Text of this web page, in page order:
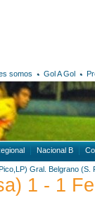
somos Gol A Gol
Nacional B
Gral. Belgrano (S.
1 - 1